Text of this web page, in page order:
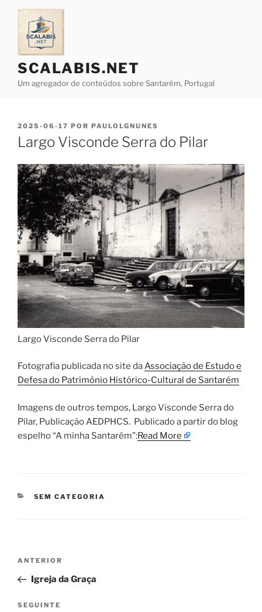
Saltar
conteúdo
SCALABIS.NET
Um agregador de conteúdos sobre Santarém, Portugal
PUBLICADO
EM
2025-06-17 POR PAULOLGNUNES
Largo Visconde Serra do Pilar
Largo Visconde Serra do Pilar
Fotografia publicada no site daAssociação de Estudo e
Defesa do Património Histórico-Cultural de Santarém
​Imagens de outros tempos, Largo Visconde Serra do
Pilar, Publicação AEDPHCS. ​Publicado a partir do blog
espelho “A minha Santarém”:Read More
CATEGORIAS
SEM CATEGORIA
Navegação
artigos
Conteúdo
anterior
ANTERIOR
Igreja da Graça
Conteúdo
SEGUINTE